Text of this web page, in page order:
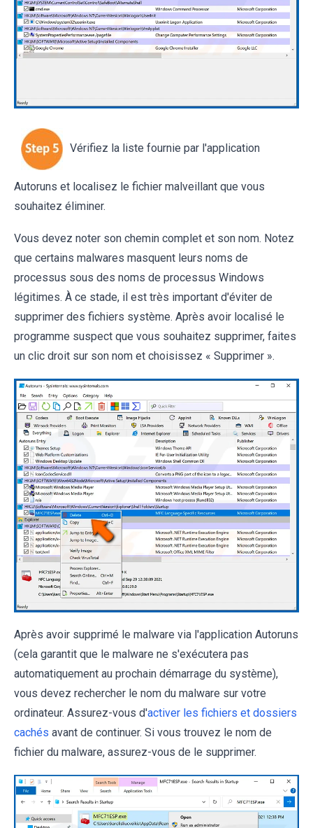
Vérifiez la liste fournie par l'application
Autoruns et localisez le fichier malveillant que vous
souhaitez éliminer.
Vous devez noter son chemin complet et son nom. Notez
que certains malwares masquent leurs noms de
processus sous des noms de processus Windows
légitimes. À ce stade, il est très important d'éviter de
supprimer des fichiers système. Après avoir localisé le
programme suspect que vous souhaitez supprimer, faites
un clic droit sur son nom et choisissez « Supprimer ».
Après avoir supprimé le malware via l'application Autoruns
(cela garantit que le malware ne s'exécutera pas
automatiquement au prochain démarrage du système),
vous devez rechercher le nom du malware sur votre
ordinateur. Assurez-vous d'activer les fichiers et dossiers
cachés avant de continuer. Si vous trouvez le nom de
fichier du malware, assurez-vous de le supprimer.